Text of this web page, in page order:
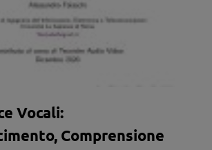
Vocali:
Comprensione